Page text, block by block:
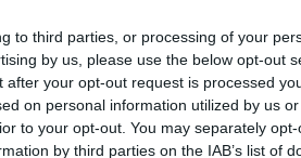
to third parties, or processing of your
by us, please use the below opt-out
your opt-out request is processed
on personal information utilized by us
to your opt-out. You may separately
by third parties on the IAB’s list of
Fancello, presa
Lavoro”,
a 6 milioni di euro fino